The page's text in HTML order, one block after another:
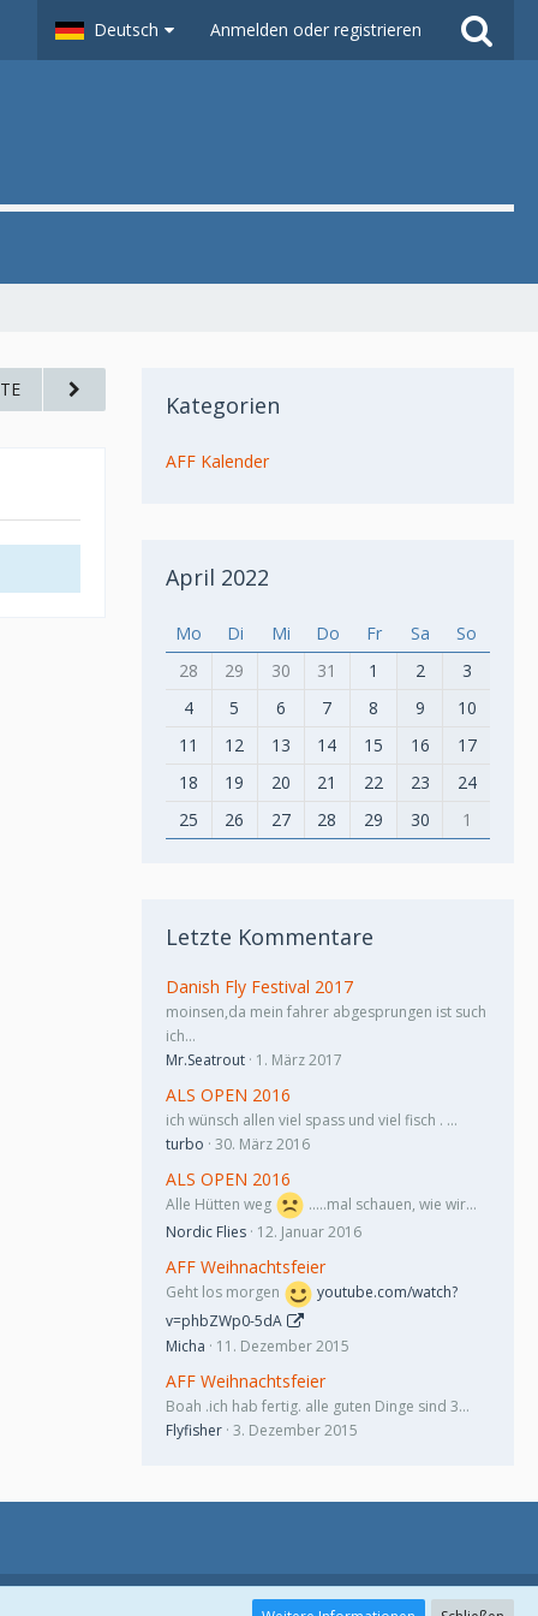
Deutsch Anmelden oder registrieren
Kategorien
AFF Kalender
April 2022
Mo Di Mi Do Fr Sa
So
28
29 30 31 1 2
3
4
5 6 7 8 9
10
11
12 13 14 15 16
17
18
19 20 21 22 23
24
25
26 27 28 29 30 1
Letzte Kommentare
Danish Fly Festival 2017
moinsen,da mein fahrer abgesprungen ist such
ich…
Mr.Seatrout 1. März 2017
ALS OPEN 2016
ich wünsch allen viel spass und viel fisch . …
turbo 30. März 2016
ALS OPEN 2016
Alle Hütten weg
.....mal schauen, wie wir…
Nordic Flies 12. Januar 2016
AFF Weihnachtsfeier
Geht los morgen
youtube.com/watch?
v=phbZWp0-5dA
Micha
11. Dezember 2015
AFF Weihnachtsfeier
Boah .ich hab fertig. alle guten Dinge sind 3…
Flyfisher 3. Dezember 2015